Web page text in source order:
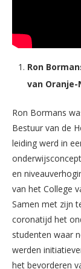
Ron
van Oranje-
Ron Bormans
Bestuur van de
leiding werd in
en
van het College
Samen met zijn
coronatijd het
studenten waar
werden
het bevorderen